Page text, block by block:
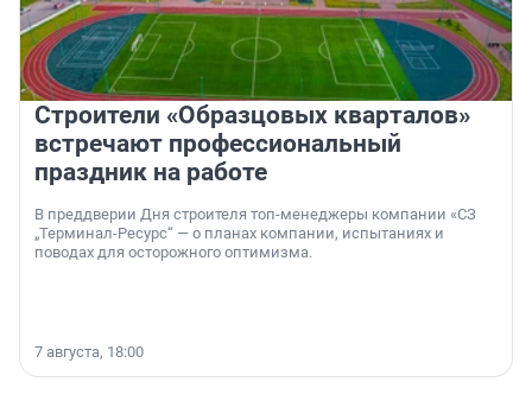
Строители «Образцовых кварталов»
встречают профессиональный
праздник на работе
В преддверии Дня строителя топ-менеджеры компании «СЗ
„Терминал-Ресурс“ — о планах компании, испытаниях и
поводах для осторожного оптимизма.
7 августа, 18:00